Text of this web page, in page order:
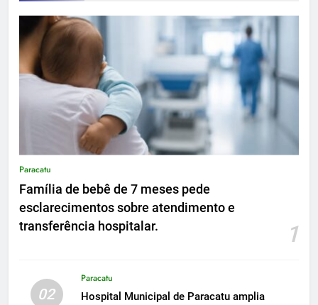
Paracatu
Família de bebê de 7 meses pede
esclarecimentos sobre atendimento e
transferência hospitalar.
1
02
Paracatu
Hospital Municipal de Paracatu amplia